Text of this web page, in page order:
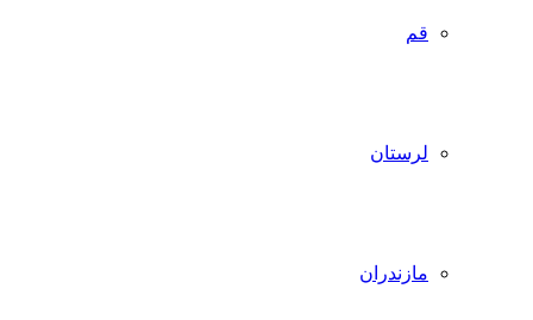
قم
لرستان
مازندران